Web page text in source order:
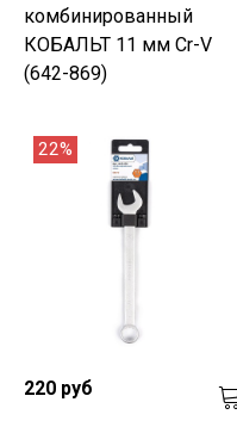
комбинированный
КОБАЛЬТ 11 мм Cr-V
(642-869)
22%
220 руб